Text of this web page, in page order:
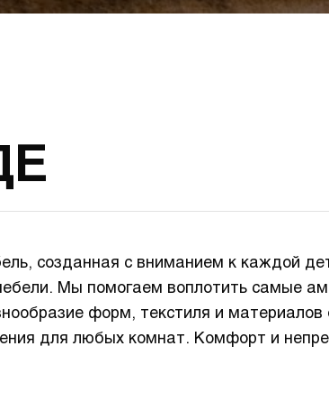
созданная с вниманием к каждой
Мы помогаем воплотить самые
форм, текстиля и
для любых комнат. Комфорт и